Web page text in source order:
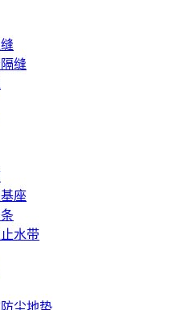
缝
座
水带